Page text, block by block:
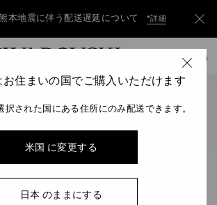
本地震に伴う配送遅延について *詳細
住まいの国でご購入いただけます
択された国にある住所にのみ配送できます。
米国 に変更する
日本 のままにする